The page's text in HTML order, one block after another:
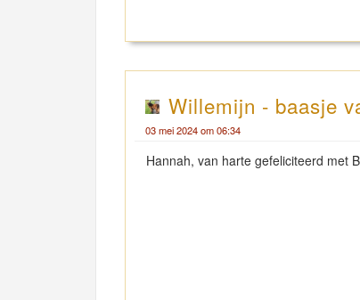
Willemijn - baasje
03 mei 2024 om 06:34
Hannah, van harte gefeliciteerd met